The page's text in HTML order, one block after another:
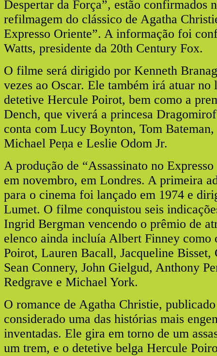
Despertar da Força”, estão confirmados
refilmagem do clássico de Agatha
Expresso Oriente”. A informação foi
Watts, presidente da 20th Century Fox.
O filme será dirigido por Kenneth
vezes ao Oscar. Ele também irá atuar no
detetive Hercule Poirot, bem como a
Dench, que viverá a princesa
conta com Lucy Boynton, Tom
Michael Peņa e Leslie Odom Jr.
A produção de “Assassinato no
em novembro, em Londres. A primeira
para o cinema foi lançado em 1974 e
Lumet. O filme conquistou seis
Ingrid Bergman vencendo o prêmio de
elenco ainda incluía Albert Finney como
Poirot, Lauren Bacall, Jacqueline
Sean Connery, John Gielgud, Anthony
Redgrave e Michael York.
O romance de Agatha Christie,
considerado uma das histórias mais
inventadas. Ele gira em torno de um
um trem, e o detetive belga Hercule